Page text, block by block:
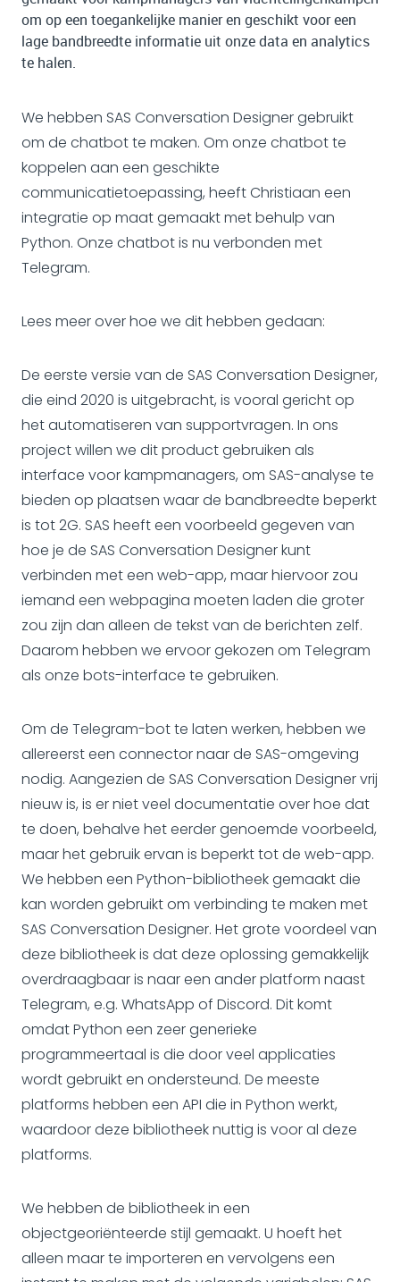
om op een toegankelijke manier en geschikt voor een
lage bandbreedte informatie uit onze data en analytics
te halen.
We hebben SAS Conversation Designer gebruikt
om de chatbot te maken. Om onze chatbot te
koppelen aan een geschikte
communicatietoepassing, heeft Christiaan een
integratie op maat gemaakt met behulp van
Python. Onze chatbot is nu verbonden met
Telegram.
Lees meer over hoe we dit hebben gedaan:
De eerste versie van de SAS Conversation Designer,
die eind 2020 is uitgebracht, is vooral gericht op
het automatiseren van supportvragen. In ons
project willen we dit product gebruiken als
interface voor kampmanagers, om SAS-analyse te
bieden op plaatsen waar de bandbreedte beperkt
is tot 2G. SAS heeft een voorbeeld gegeven van
hoe je de SAS Conversation Designer kunt
verbinden met een web-app, maar hiervoor zou
iemand een webpagina moeten laden die groter
zou zijn dan alleen de tekst van de berichten zelf.
Daarom hebben we ervoor gekozen om Telegram
als onze bots-interface te gebruiken.
Om de Telegram-bot te laten werken, hebben we
allereerst een connector naar de SAS-omgeving
nodig. Aangezien de SAS Conversation Designer vrij
nieuw is, is er niet veel documentatie over hoe dat
te doen, behalve het eerder genoemde voorbeeld,
maar het gebruik ervan is beperkt tot de web-app.
We hebben een Python-bibliotheek gemaakt die
kan worden gebruikt om verbinding te maken met
SAS Conversation Designer. Het grote voordeel van
deze bibliotheek is dat deze oplossing gemakkelijk
overdraagbaar is naar een ander platform naast
Telegram, e.g. WhatsApp of Discord. Dit komt
omdat Python een zeer generieke
programmeertaal is die door veel applicaties
wordt gebruikt en ondersteund. De meeste
platforms hebben een API die in Python werkt,
waardoor deze bibliotheek nuttig is voor al deze
platforms.
We hebben de bibliotheek in een
objectgeoriënteerde stijl gemaakt. U hoeft het
alleen maar te importeren en vervolgens een